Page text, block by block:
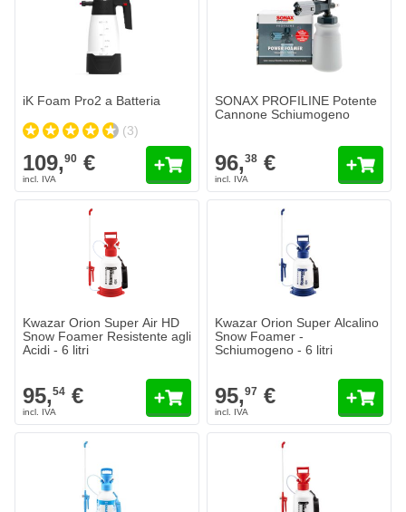
iK Foam Pro2 a Batteria
(3)
109,90 €
SONAX PROFILINE Potente
Cannone Schiumogeno
96,38 €
Kwazar Orion Super Air HD
Snow Foamer Resistente agli
Acidi - 6 litri
95,54 €
Kwazar Orion Super Alcalino
Snow Foamer -
Schiumogeno - 6 litri
95,97 €